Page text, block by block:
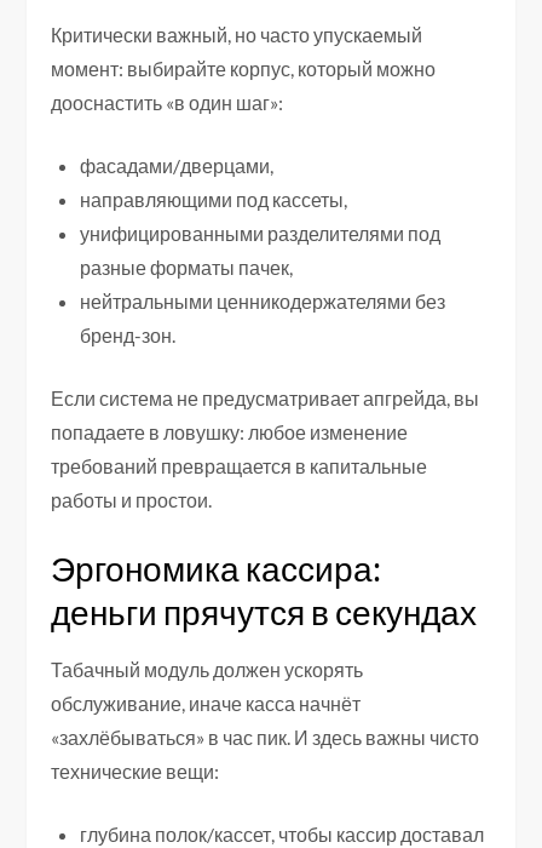
Критически важный, но часто упускаемый
момент: выбирайте корпус, который можно
дооснастить «в один шаг»:
фасадами/дверцами,
направляющими под кассеты,
унифицированными разделителями под
разные форматы пачек,
нейтральными ценникодержателями без
бренд-зон.
Если система не предусматривает апгрейда, вы
попадаете в ловушку: любое изменение
требований превращается в капитальные
работы и простои.
Эргономика кассира:
деньги прячутся в секундах
Табачный модуль должен ускорять
обслуживание, иначе касса начнёт
«захлёбываться» в час пик. И здесь важны чисто
технические вещи:
глубина полок/кассет, чтобы кассир доставал